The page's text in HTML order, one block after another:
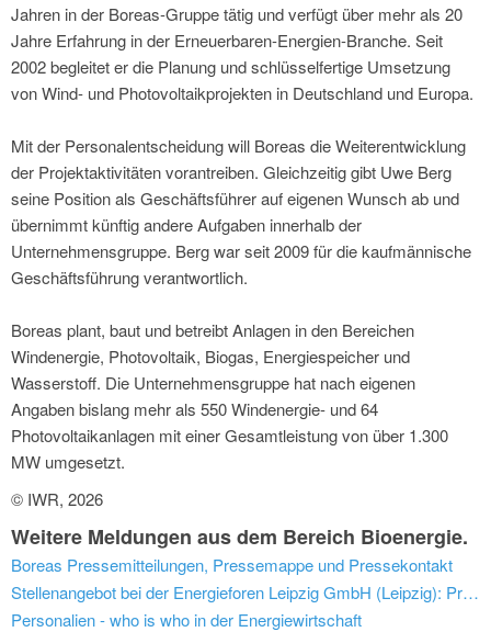
Jahren in der Boreas-Gruppe tätig und verfügt über mehr als 20
Jahre Erfahrung in der Erneuerbaren-Energien-Branche. Seit
2002 begleitet er die Planung und schlüsselfertige Umsetzung
von Wind- und Photovoltaikprojekten in Deutschland und Europa.
Mit der Personalentscheidung will Boreas die Weiterentwicklung
der Projektaktivitäten vorantreiben. Gleichzeitig gibt Uwe Berg
seine Position als Geschäftsführer auf eigenen Wunsch ab und
übernimmt künftig andere Aufgaben innerhalb der
Unternehmensgruppe. Berg war seit 2009 für die kaufmännische
Geschäftsführung verantwortlich.
Boreas plant, baut und betreibt Anlagen in den Bereichen
Windenergie, Photovoltaik, Biogas, Energiespeicher und
Wasserstoff. Die Unternehmensgruppe hat nach eigenen
Angaben bislang mehr als 550 Windenergie- und 64
Photovoltaikanlagen mit einer Gesamtleistung von über 1.300
MW umgesetzt.
© IWR, 2026
Weitere Meldungen aus dem Bereich Bioenergie.
Boreas Pressemitteilungen, Pressemappe und Pressekontakt
Stellenangebot bei der Energieforen Leipzig GmbH (Leipzig): Projektmanager Digitalisierung & IT (all people)
Personalien - who is who in der Energiewirtschaft